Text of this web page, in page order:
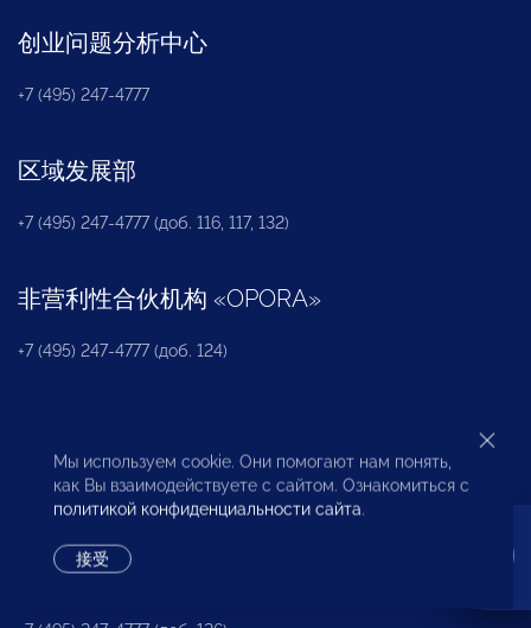
创业问题分析中心
+7 (495) 247-4777
区域发展部
+7 (495) 247-4777 (доб. 116, 117, 132)
非营利性合伙机构 «OPORA»
+7 (495) 247-4777 (доб. 124)
+7 (495) 247 4777 (доб. 115, 114, 113)
pressa@opora.ru
国际部
Мы используем cookie. Они помогают нам понять,
как Вы взаимодействуете с сайтом. Ознакомиться с
политикой конфиденциальности сайта.
接受